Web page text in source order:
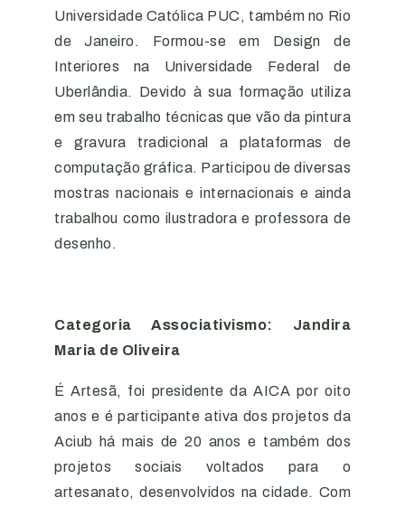
Universidade Católica PUC, também no Rio
de Janeiro. Formou-se em Design de
Interiores na Universidade Federal de
Uberlândia. Devido à sua formação utiliza
em seu trabalho técnicas que vão da pintura
e gravura tradicional a plataformas de
computação gráfica. Participou de diversas
mostras nacionais e internacionais e ainda
trabalhou como ilustradora e professora de
desenho.
Categoria Associativismo: Jandira
Maria de Oliveira
É Artesã, foi presidente da AICA por oito
anos e é participante ativa dos projetos da
Aciub há mais de 20 anos e também dos
projetos sociais voltados para o
artesanato, desenvolvidos na cidade. Com